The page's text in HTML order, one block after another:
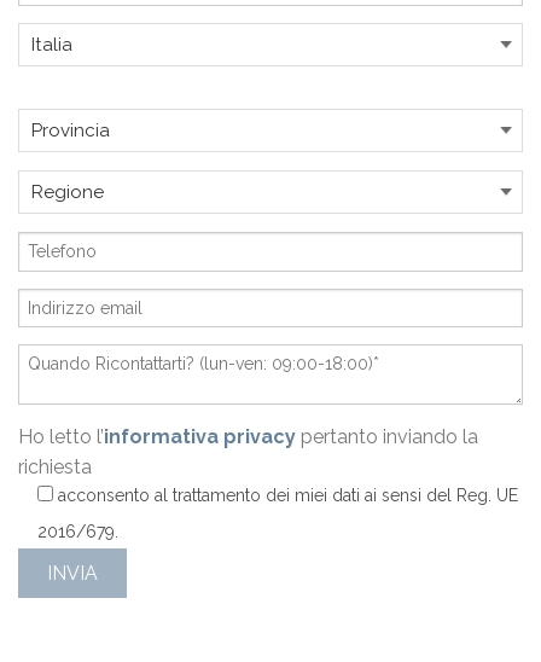
Ho letto l’informativa privacy pertanto inviando la
richiesta
acconsento al trattamento dei miei dati ai sensi del Reg. UE
2016/679.